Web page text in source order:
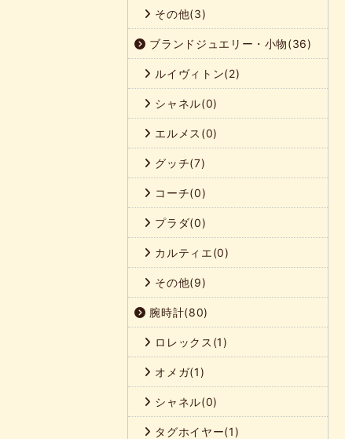
その他(3)
ブランドジュエリー・小物(36)
ルイヴィトン(2)
シャネル(0)
エルメス(0)
グッチ(7)
コーチ(0)
プラダ(0)
カルティエ(0)
その他(9)
腕時計(80)
ロレックス(1)
オメガ(1)
シャネル(0)
タグホイヤー(1)